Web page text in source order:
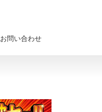
お問い合わせ